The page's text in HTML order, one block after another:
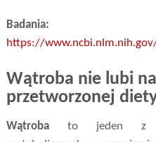
Badania:
https://
Wątroba nie lubi
przetworzonej
Wątrobato jeden z